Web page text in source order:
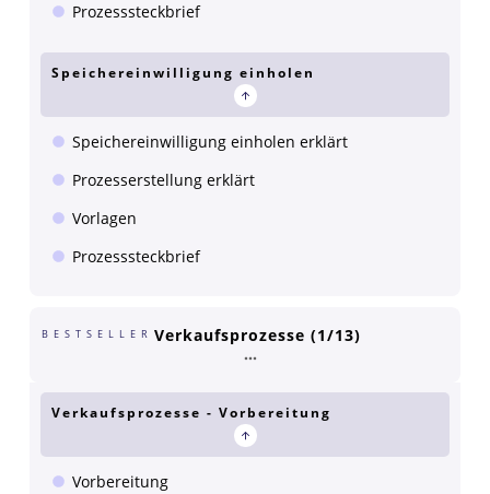
Prozesssteckbrief
Speichereinwilligung einholen
Speichereinwilligung einholen erklärt
Prozesserstellung erklärt
Vorlagen
Prozesssteckbrief
BESTSELLER Verkaufsprozesse (1/13)
Verkaufsprozesse - Vorbereitung
Vorbereitung